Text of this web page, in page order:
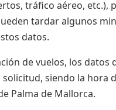
tráfico aéreo, etc.),
tardar algunos
datos.
de vuelos, los datos
siendo la hora
Palma de Mallorca.